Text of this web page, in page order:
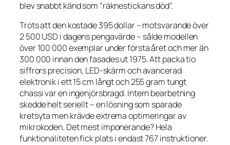
blev snabbt känd som ”räknestickans död”.
Trots att den kostade 395 dollar – motsvarande över
2 500 USD i dagens pengavärde – sålde modellen
över 100 000 exemplar under första året och mer än
300 000 innan den fasades ut 1975. Att packa tio
siffrors precision, LED-skärm och avancerad
elektronik i ett 15 cm långt och 255 gram tungt
chassi var en ingenjörsbragd. Intern bearbetning
skedde helt seriellt – en lösning som sparade
kretsyta men krävde extrema optimeringar av
mikrokoden. Det mest imponerande? Hela
funktionaliteten fick plats i endast 767 instruktioner.